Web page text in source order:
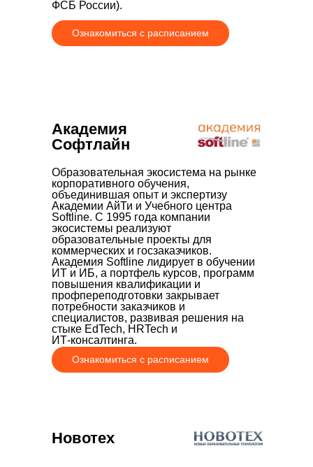
ФСБ России).
Ознакомиться с расписанием
Образовательная экосистема на рынке
корпоративного обучения,
объединившая опыт и экспертизу
Академии АйТи и Учебного центра
Softline. С 1995 года компании
экосистемы реализуют
образовательные проекты для
коммерческих и госзаказчиков.
Академия Softline лидирует в обучении
ИТ и ИБ, а портфель курсов, программ
повышения квалификации и
профпереподготовки закрывает
потребности заказчиков и
специалистов, развивая решения на
стыке EdTech, HRTech и
ИТ‑консалтинга.
Ознакомиться с расписанием
Академия
Софтлайн
Новотех